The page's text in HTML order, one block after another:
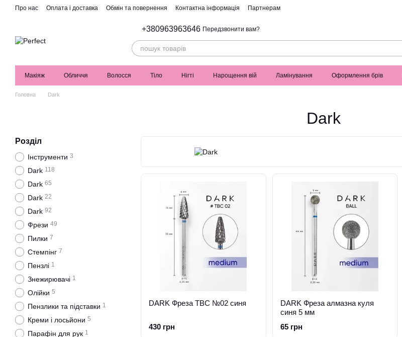
Перейти до основного контенту
Про нас Оплата і доставка Обмін та повернення Контактна інформація Партнерам
+380963963646 Передзвонити вам?
Макіяж Обличчя Волосся Тіло Нігті Нарощення вій Ламінування Оформлення брів
Головна Dark
Dark
DARK Фреза ТВС №02 синя
430 грн
DARK Фреза алмазна куля
синя 5 мм
65 грн
Розділ
Інструменти 3
Dark 118
Dark 65
Dark 22
Dark 92
Фрези 49
Пилки 7
Стемпінг 7
Пензлі 1
Знежирювачі 1
Олійки 5
Пензлики та підставки 1
Креми і лосьйони 5
Парафін для рук 1